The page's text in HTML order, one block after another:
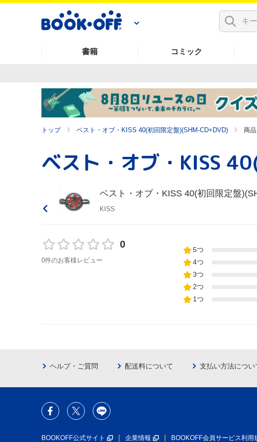
書籍 コミック
トップ ベスト・オブ・KISS 40(初回限定盤)(SHM-CD+DVD) 商
ベスト・オブ・KISS 40(初回限定盤
KISS
0
0件のお客様レビュー
5つ
4つ
3つ
2つ
1つ
ヘルプ・ご質問 配送料について 支払い方法につい
BOOKOFF公式サイト 企業情報 BOOKOFF会員サービス利用